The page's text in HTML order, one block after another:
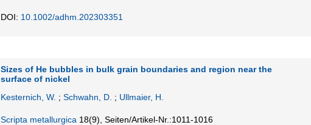
DOI: 10.1002/adhm.202303351
Sizes of He bubbles in bulk grain boundaries and region near the
surface of nickel
Kesternich, W. ; Schwahn, D. ; Ullmaier, H.
Scripta metallurgica 18(9) Seiten/Artikel-Nr.:1011-1016